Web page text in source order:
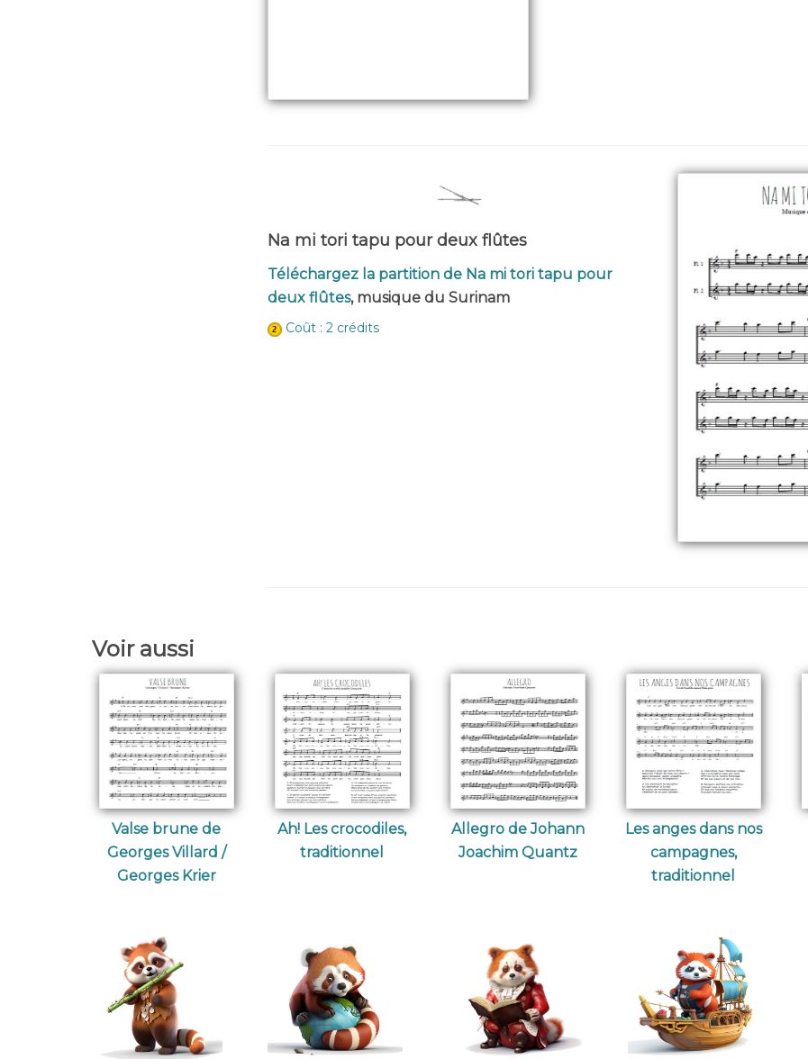
Na mi tori tapu pour deux flûtes
Téléchargez la partition de Na mi tori tapu pour
deux flûtes, musique du Surinam
Coût : 2 crédits
Voir aussi
Valse brune de
Georges Villard /
Georges Krier
Ah! Les crocodiles,
traditionnel
Allegro de Johann
Joachim Quantz
Les anges dans nos
campagnes,
traditionnel